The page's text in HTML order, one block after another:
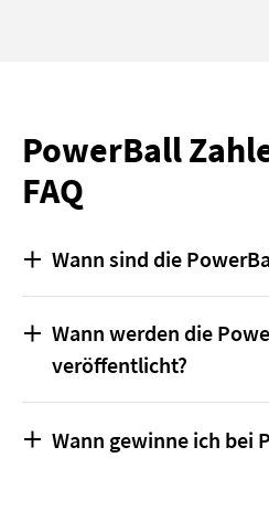
PowerBall
FAQ
Wann sind die
pro Woche im US-
Florida. In der Nacht auf
und Sonntag werden die
gegen 5 Uhr in der Nacht
Wann werden die
veröffentlicht?
stets Dienstag-,
Wann gewinne ich bei